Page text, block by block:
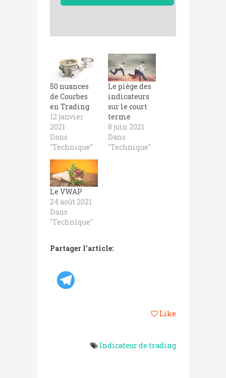
50 nuances
de Courbes
en Trading
12 janvier
2021
Dans
"Technique"
Le piège des
indicateurs
sur le court
terme
8 juin 2021
Dans
"Technique"
Le VWAP
24 août 2021
Dans
"Technique"
Partager l'article:
Like
Indicateur de trading